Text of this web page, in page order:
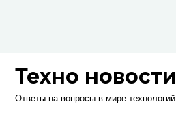
Техно новости
Ответы на вопросы в мире технологий